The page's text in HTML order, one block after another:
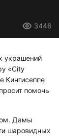
3446
украшений
«City
Кингисеппе
помочь
Дамы
шаровидных